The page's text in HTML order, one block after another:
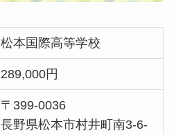
松本国際高等学校
289,000円
〒399-0036
長野県松本市村井町南3-6-